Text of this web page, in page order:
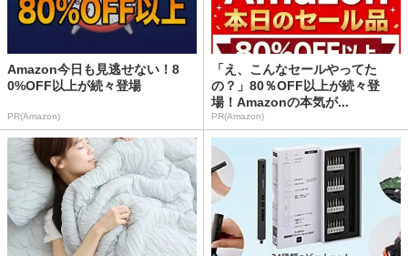
Amazon今日も見逃せない！8
0%OFF以上が続々登場
PR(Amazon)
「え、こんなセールやってた
の？」80％OFF以上が続々登
場！Amazonの本気が...
PR(Amazon)